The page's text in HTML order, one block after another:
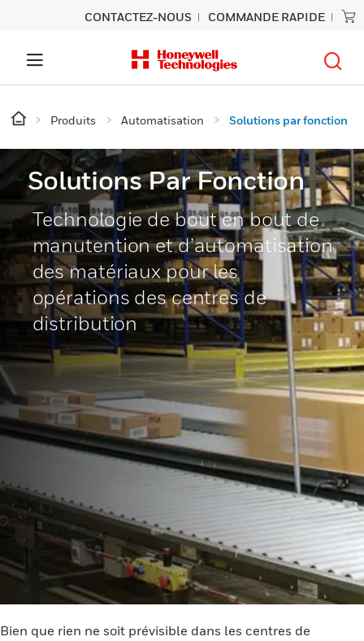
CONTACTEZ-NOUS COMMANDE RAPIDE
Produits Automatisation Solutions par fonction
Solutions Par Fonction
Technologie de bout en bout de
manutention et d’automatisation
des matériaux pour les
opérations des centres de
distribution
Bien que rien ne soit prévisible dans les centres de